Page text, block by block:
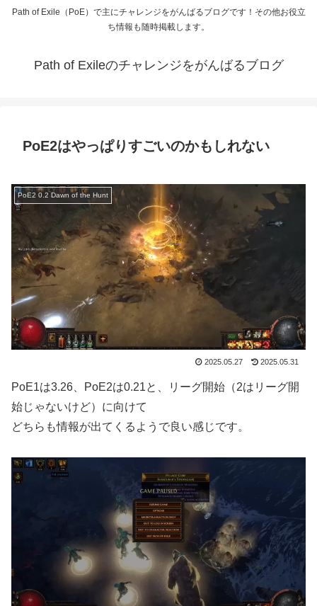
Path of Exile（PoE）で主にチャレンジをがんばるブログです！その他お役立
ち情報も随時掲載します。
Path of Exileのチャレンジをがんばるブログ
PoE2はやっぱりすごいのかもしれない
PoE2 0.2 Dawn of the Hunt
2025.05.27 2025.05.31
PoE1は3.26、PoE2は0.21と、リーグ開始（2はリーグ開
始じゃないけど）に向けて
どちらも情報が出てくるようで良い感じです。